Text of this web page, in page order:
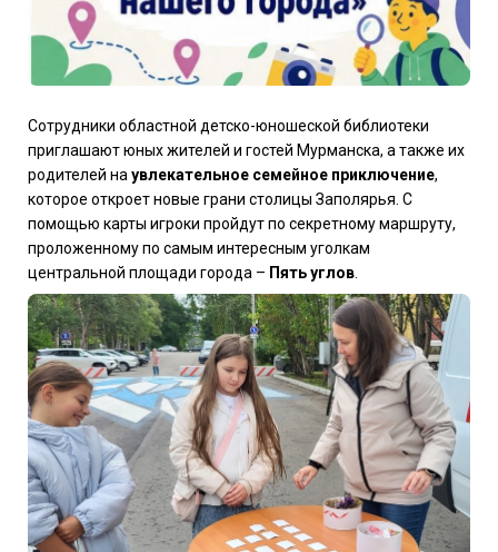
Сотрудники областной детско-юношеской библиотеки
приглашают юных жителей и гостей Мурманска, а также их
родителей на увлекательное семейное приключение,
которое откроет новые грани столицы Заполярья. С
помощью карты игроки пройдут по секретному маршруту,
проложенному по самым интересным уголкам
центральной площади города – Пять углов